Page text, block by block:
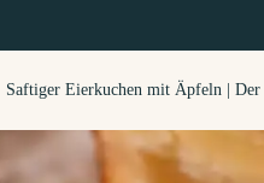
Saftiger Eierkuchen mit Äpfeln | Der